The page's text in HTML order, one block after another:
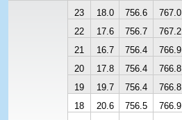
23
18.0 756.6 767.0
22
17.6 756.7 767.2
21
16.7 756.4 766.9
20
17.8 756.4 766.8
19
19.7 756.4 766.8
18
20.6 756.5 766.9